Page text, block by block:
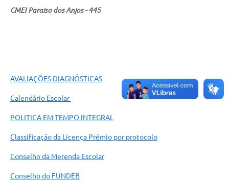
CMEI Paraiso dos Anjos - 445
AVALIAÇÕES DIAGNÓSTICAS
Calendário Escolar
POLITICA EM TEMPO INTEGRAL
Classificação da Licença Prêmio por protocolo
Conselho da Merenda Escolar
Conselho do FUNDEB